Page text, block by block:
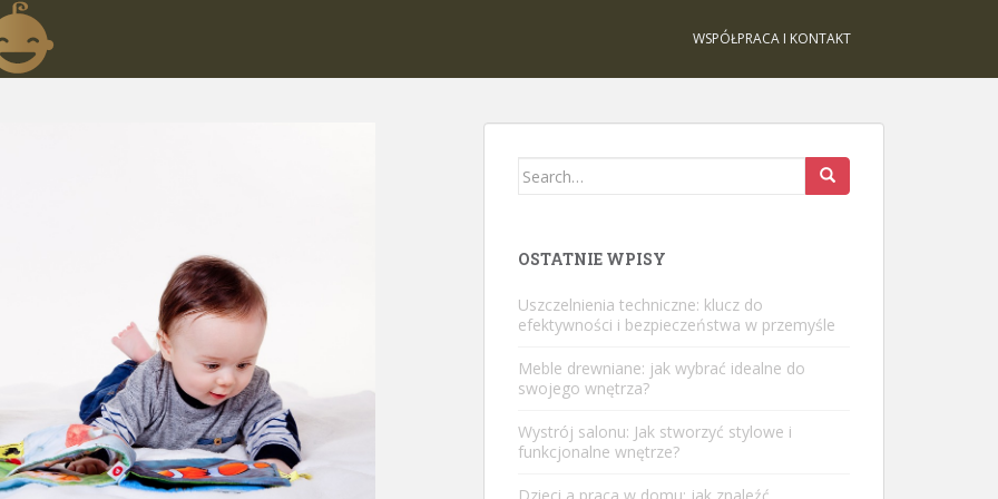
WSPÓŁPRACA I KONTAKT
Search
OSTATNIE WPISY
Uszczelnienia techniczne: klucz do
efektywności i bezpieczeństwa w przemyśle
Meble drewniane: jak wybrać idealne do
swojego wnętrza?
Wystrój salonu: Jak stworzyć stylowe i
funkcjonalne wnętrze?